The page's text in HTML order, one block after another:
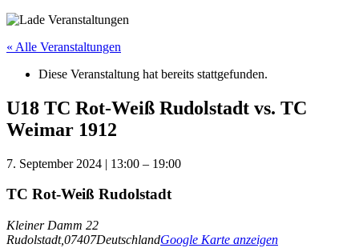
« Alle Veranstaltungen
Diese Veranstaltung hat bereits stattgefunden.
U18 TC Rot-Weiß Rudolstadt vs. TC
Weimar 1912
7. September 2024 | 13:00 – 19:00
TC Rot-Weiß Rudolstadt
Kleiner Damm 22
Rudolstadt,07407DeutschlandGoogle Karte anzeigen